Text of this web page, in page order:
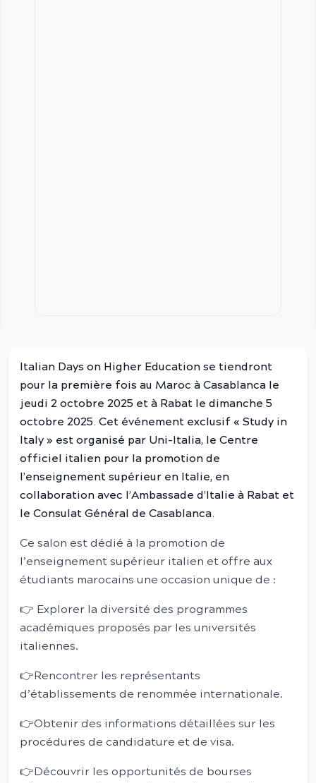
Italian Days on Higher Education se tiendront
pour la première fois au Maroc à Casablanca le
jeudi 2 octobre 2025 et à Rabat le dimanche 5
octobre 2025. Cet événement exclusif « Study in
Italy » est organisé par Uni-Italia, le Centre
officiel italien pour la promotion de
l’enseignement supérieur en Italie, en
collaboration avec l’Ambassade d’Italie à Rabat et
le Consulat Général de Casablanca.
Ce salon est dédié à la promotion de
l’enseignement supérieur italien et offre aux
étudiants marocains une occasion unique de :
👉 Explorer la diversité des programmes
académiques proposés par les universités
italiennes.
👉Rencontrer les représentants
d’établissements de renommée internationale.
👉Obtenir des informations détaillées sur les
procédures de candidature et de visa.
👉Découvrir les opportunités de bourses